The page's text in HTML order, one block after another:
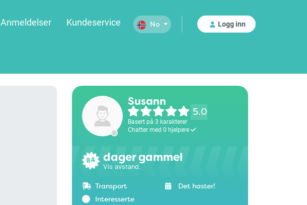
Anmeldelser Kundeservice No Logg inn
Susann
5.0
Basert på 3 karakterer
Chatter med 0 hjelpere
84 dager gammel
Vis avstand.
Transport
Det haster!
Interesserte